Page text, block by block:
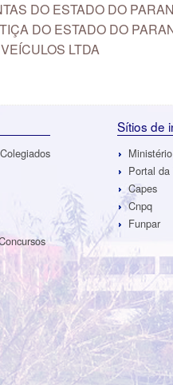
DO ESTADO DO
DO ESTADO DO
LTDA
Sítios de
Portal da
Capes
Cnpq
Funpar